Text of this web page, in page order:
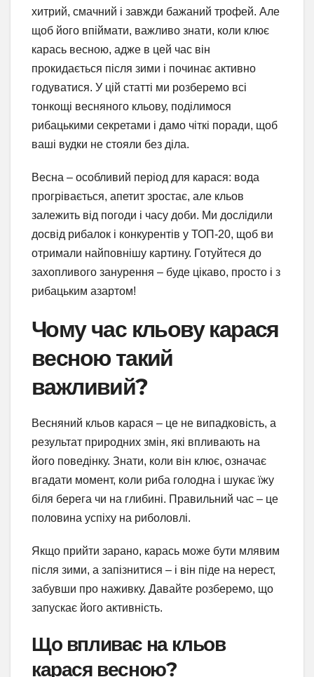
хитрий, смачний і завжди бажаний трофей. Але
щоб його впіймати, важливо знати, коли клює
карась весною, адже в цей час він
прокидається після зими і починає активно
годуватися. У цій статті ми розберемо всі
тонкощі весняного кльову, поділимося
рибацькими секретами і дамо чіткі поради, щоб
ваші вудки не стояли без діла.
Весна – особливий період для карася: вода
прогрівається, апетит зростає, але кльов
залежить від погоди і часу доби. Ми дослідили
досвід рибалок і конкурентів у ТОП-20, щоб ви
отримали найповнішу картину. Готуйтеся до
захопливого занурення – буде цікаво, просто і з
рибацьким азартом!
Чому час кльову карася
весною такий
важливий?
Весняний кльов карася – це не випадковість, а
результат природних змін, які впливають на
його поведінку. Знати, коли він клює, означає
вгадати момент, коли риба голодна і шукає їжу
біля берега чи на глибині. Правильний час – це
половина успіху на риболовлі.
Якщо прийти зарано, карась може бути млявим
після зими, а запізнитися – і він піде на нерест,
забувши про наживку. Давайте розберемо, що
запускає його активність.
Що впливає на кльов
карася весною?